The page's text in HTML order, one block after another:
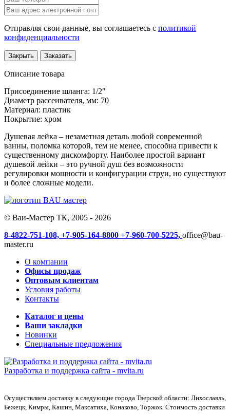
Отправляя свои данные, вы соглашаетесь с политикой
конфиденциальности
Закрыть Заказать
Описание товара
Присоединение шланга: 1/2"
Диаметр рассеивателя, мм: 70
Материал: пластик
Покрытие: хром
Душевая лейка – незаметная деталь любой современной
ванны, поломка которой, тем не менее, способна привести к
существенному дискомфорту. Наиболее простой вариант
душевой лейки – это ручной душ без возможности
регулировки мощности и конфигурации струи, но существуют
и более сложные модели.
© Ваи-Мастер ТК, 2005 - 2026
8-4822-751-108, +7-905-164-8800 +7-960-700-5225, office@bau-
master.ru
О компании
Офисы продаж
Оптовым клиентам
Условия работы
Контакты
Каталог и цены
Ваши закладки
Новинки
Специальные предложения
Разработка и поддержка сайта - mvita.ru
Осуществляем доставку в следующие города Тверской области: Лихославль,
Бежецк, Кимры, Кашин, Максатиха, Конаково, Торжок. Стоимость доставки